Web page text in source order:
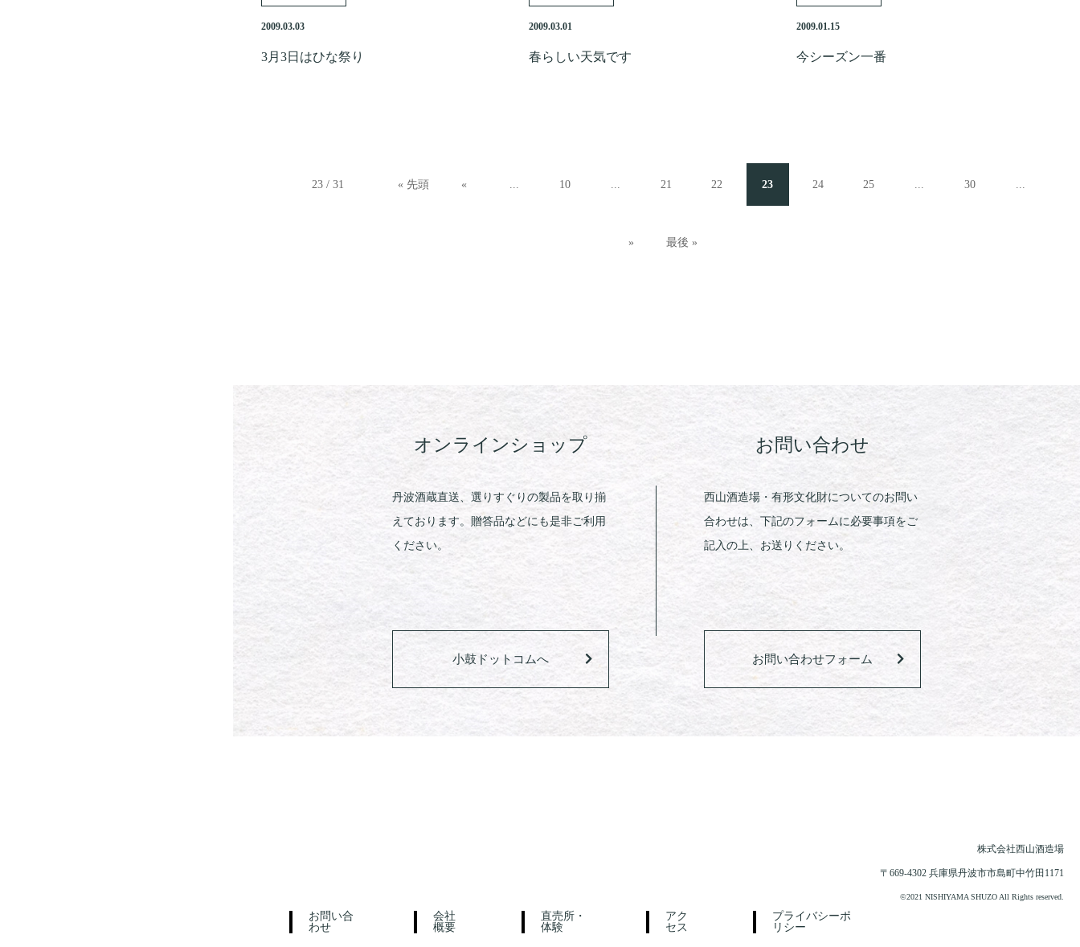
2009.03.03
3月3日はひな祭り
2009.03.01
春らしい天気です
2009.01.15
今シーズン一番
23 / 31 « 先頭 « 10 21 22 23 24 25 30
» 最後 »
オンラインショップ
丹波酒蔵直送、選りすぐりの製品を取り揃
えております。贈答品などにも是非ご利用
ください。
小鼓ドットコムへ
お問い合わせ
西山酒造場・有形文化財についてのお問い
合わせは、下記のフォームに必要事項をご
記入の上、お送りください。
お問い合わせフォーム
株式会社西山酒造場
〒669-4302 兵庫県丹波市市島町中竹田1171
お問い合
わせ
会社
概要
直売所・
体験
アク
セス
プライバシーポ
リシー
©2021 NISHIYAMA SHUZO All Rights reserved.